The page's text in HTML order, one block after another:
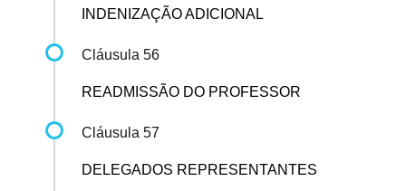
INDENIZAÇÃO ADICIONAL
Cláusula 56
READMISSÃO DO PROFESSOR
Cláusula 57
DELEGADOS REPRESENTANTES